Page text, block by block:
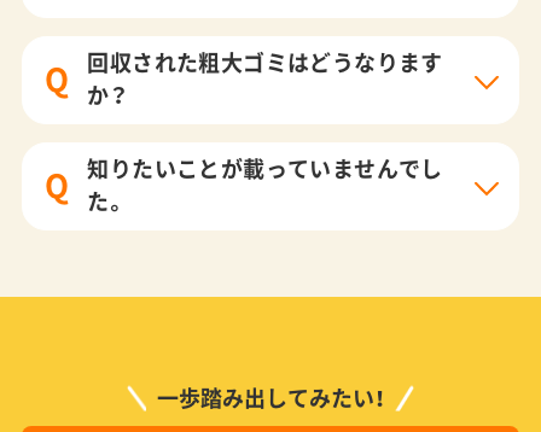
Q
回収された粗大ゴミはどうなります
か？
Q
知りたいことが載っていませんでし
た。
一歩踏み出してみたい！